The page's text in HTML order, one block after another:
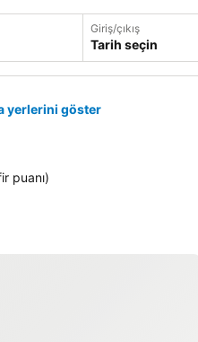
Giriş/çıkış
Tarih seçin
yerlerini göster
puanı)